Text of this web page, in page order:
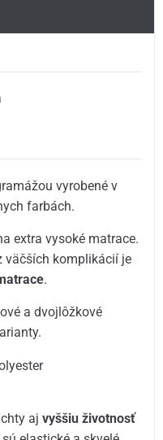
vyrobené v
farbách.
extra vysoké matrace.
väčších komplikácií je
.
a dvojlôžkové
ajvyššiu životnosť